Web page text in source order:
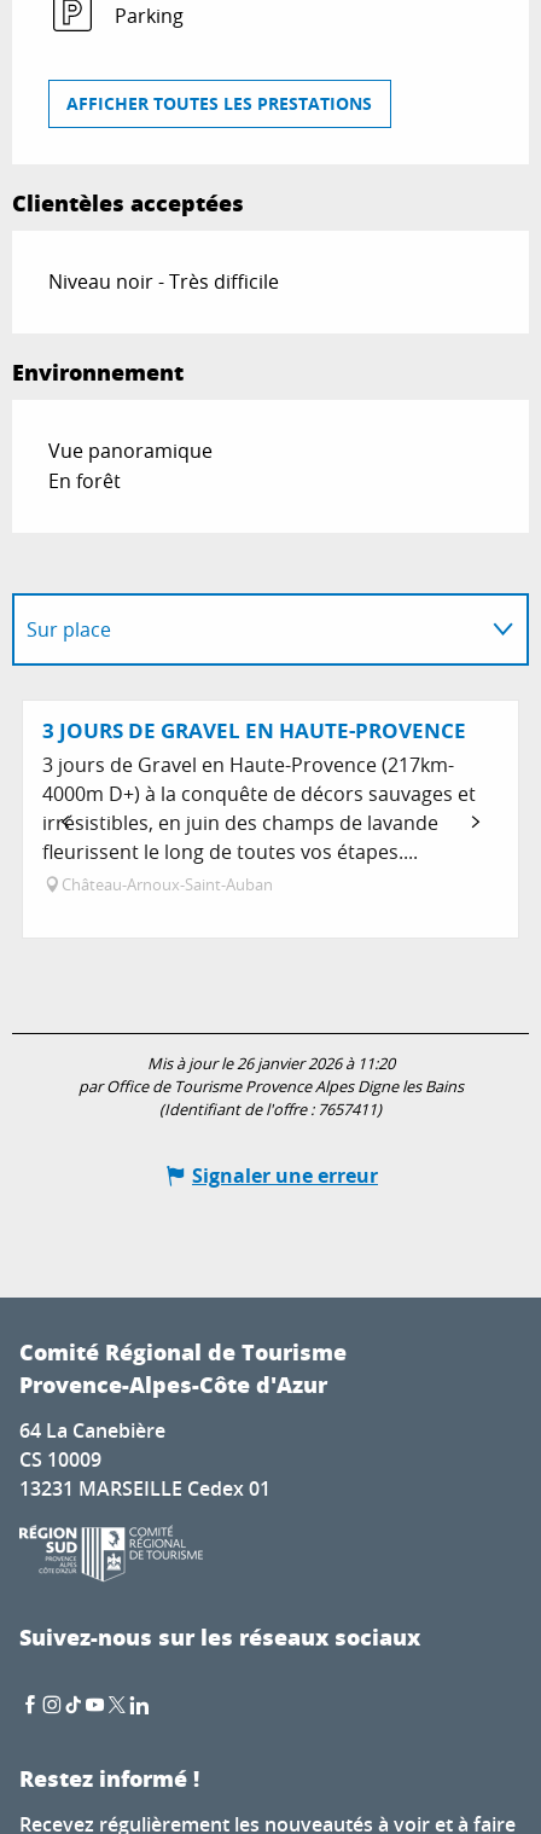
Parking
AFFICHER TOUTES LES PRESTATIONS
Clientèles acceptées
Niveau noir - Très difficile
Environnement
Vue panoramique
En forêt
Sur place
Possède comme étape ...
3 JOURS DE GRAVEL EN HAUTE-PROVENCE
3 jours de Gravel en Haute-Provence (217km-
4000m D+) à la conquête de décors sauvages et
irrésistibles, en juin des champs de lavande
fleurissent le long de toutes vos étapes....
Château-Arnoux-Saint-Auban
Mis à jour le 26 janvier 2026 à 11:20
par Office de Tourisme Provence Alpes Digne les Bains
(Identifiant de l'offre : 7657411)
Signaler une erreur
Comité Régional de Tourisme
Provence-Alpes-Côte d'Azur
64 La Canebière
CS 10009
13231 MARSEILLE Cedex 01
Suivez-nous sur les réseaux sociaux
Restez informé !
Recevez régulièrement les nouveautés à voir et à faire